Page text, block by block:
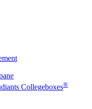
Collegeboxes®